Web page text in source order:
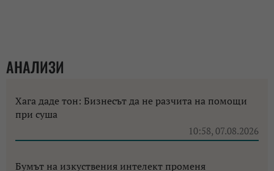
АНАЛИЗИ
Хага даде тон: Бизнесът да не разчита на помощи
при суша
10:58, 07.08.2026
Бумът на изкуствения интелект променя